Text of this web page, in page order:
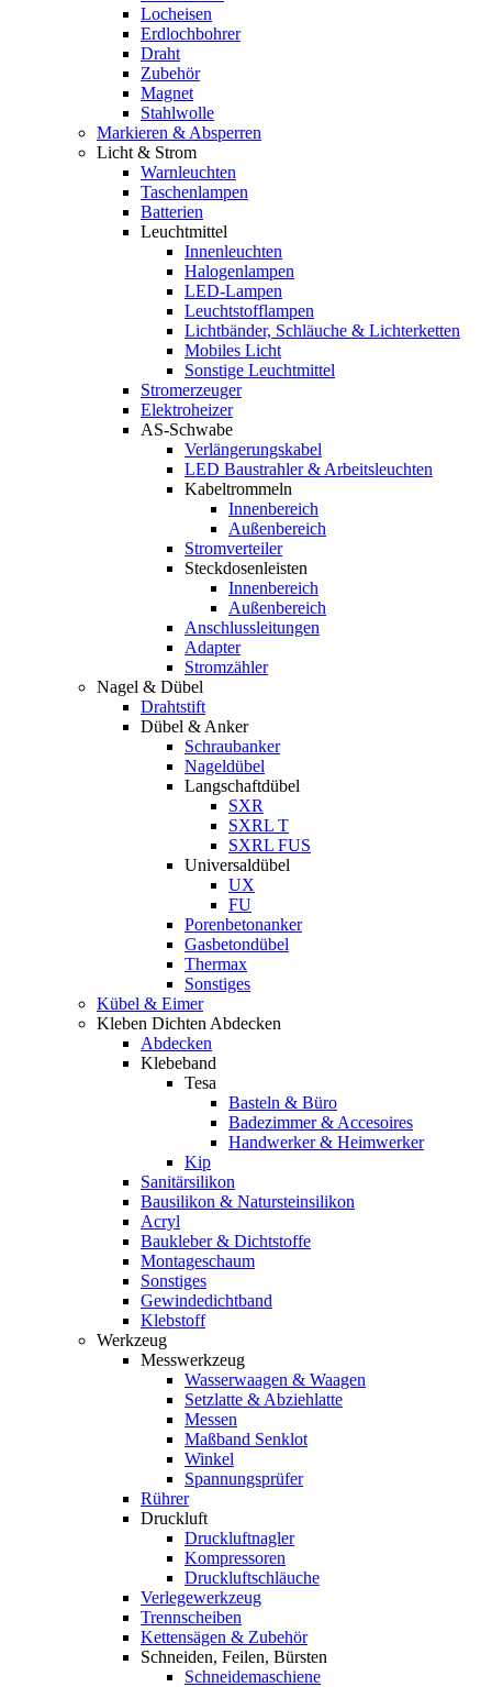
Locheisen
Erdlochbohrer
Draht
Zubehör
Magnet
Stahlwolle
Markieren & Absperren
Licht & Strom
Warnleuchten
Taschenlampen
Batterien
Leuchtmittel
Innenleuchten
Halogenlampen
LED-Lampen
Leuchtstofflampen
Lichtbänder, Schläuche & Lichterketten
Mobiles Licht
Sonstige Leuchtmittel
Stromerzeuger
Elektroheizer
AS-Schwabe
Verlängerungskabel
LED Baustrahler & Arbeitsleuchten
Kabeltrommeln
Innenbereich
Außenbereich
Stromverteiler
Steckdosenleisten
Innenbereich
Außenbereich
Anschlussleitungen
Adapter
Stromzähler
Nagel & Dübel
Drahtstift
Dübel & Anker
Schraubanker
Nageldübel
Langschaftdübel
SXR
SXRL T
SXRL FUS
Universaldübel
UX
FU
Porenbetonanker
Gasbetondübel
Thermax
Sonstiges
Kübel & Eimer
Kleben Dichten Abdecken
Abdecken
Klebeband
Tesa
Basteln & Büro
Badezimmer & Accesoires
Handwerker & Heimwerker
Kip
Sanitärsilikon
Bausilikon & Natursteinsilikon
Acryl
Baukleber & Dichtstoffe
Montageschaum
Sonstiges
Gewindedichtband
Klebstoff
Werkzeug
Messwerkzeug
Wasserwaagen & Waagen
Setzlatte & Abziehlatte
Messen
Maßband Senklot
Winkel
Spannungsprüfer
Rührer
Druckluft
Druckluftnagler
Kompressoren
Druckluftschläuche
Verlegewerkzeug
Trennscheiben
Kettensägen & Zubehör
Schneiden, Feilen, Bürsten
Schneidemaschiene